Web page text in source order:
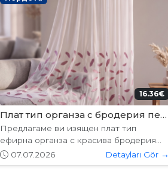
178.95€ (350лв.)
VP-01 Hepo
Вратите се предлагат в следните
размери: 87х204см. 77х204см...
01.05.2026
Detayları Gör →